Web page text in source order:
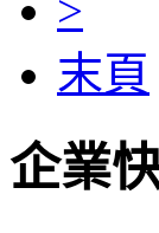
末頁
企業